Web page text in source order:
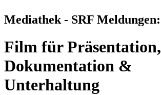
Mediathek - SRF Meldungen:
Film für Präsentation,
Dokumentation &
Unterhaltung